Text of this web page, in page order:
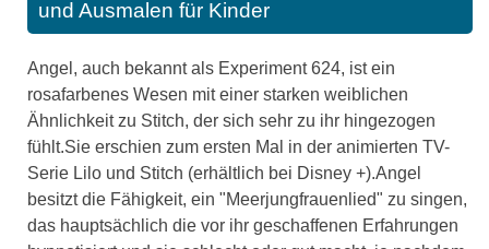
und Ausmalen für Kinder
Angel, auch bekannt als Experiment 624, ist ein
rosafarbenes Wesen mit einer starken weiblichen
Ähnlichkeit zu Stitch, der sich sehr zu ihr hingezogen
fühlt.Sie erschien zum ersten Mal in der animierten TV-
Serie Lilo und Stitch (erhältlich bei Disney +).Angel
besitzt die Fähigkeit, ein "Meerjungfrauenlied" zu singen,
das hauptsächlich die vor ihr geschaffenen Erfahrungen